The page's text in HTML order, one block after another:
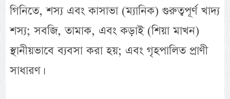
গিনিতে, শস্য এবং কাসাভা (ম্যানিক) গুরুত্বপূর্ণ খাদ্য
শস্য; সবজি, তামাক, এবং কড়াই (শিয়া মাখন)
স্থানীয়ভাবে ব্যবসা করা হয়; এবং গৃহপালিত প্রাণী
সাধারণ।